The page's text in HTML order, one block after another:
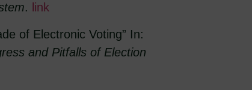
. link
of Electronic Voting” In:
and Pitfalls of Election